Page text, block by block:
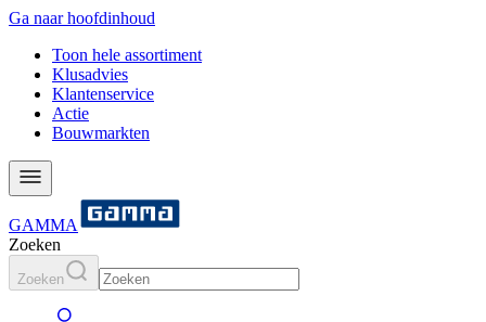
Ga naar hoofdinhoud
Toon hele assortiment
Klusadvies
Klantenservice
Actie
Bouwmarkten
GAMMA
Zoeken
Zoeken